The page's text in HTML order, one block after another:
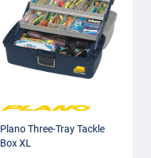
Plano Three-Tray Tackle
Box XL